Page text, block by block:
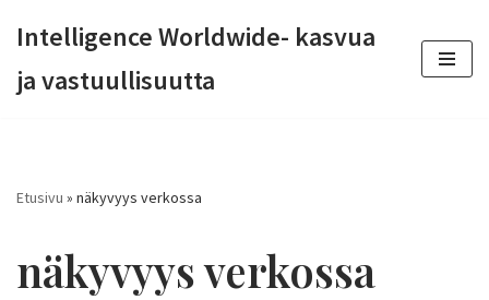
suoraan
Intelligence Worldwide- kasvua
ja vastuullisuutta
Etusivu » näkyvyys verkossa
näkyvyys verkossa